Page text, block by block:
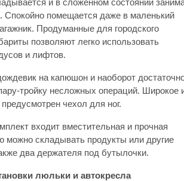
и в сложенном состоянии
Спокойно помещается даже в маленький
Продуманные для городского
позволяют легко использовать
и лифтов.
на капюшон и наоборот
тройку несложных операций. Широкое
чехол для ног.
входит вместительная и прочная
можно складывать продукты или другие
два держателя под бутылочки.
люльки и автокресла